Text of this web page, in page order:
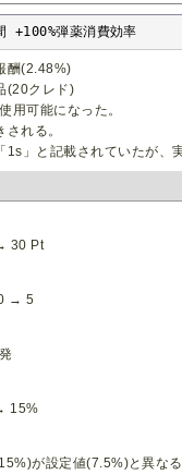
弾薬消費効率
酬(2.48%)
(20クレド)
用可能になった。
れる。
1s」と記載されていたが、
30 Pt
→ 5
15%
が設定値(7.5%)と異なる